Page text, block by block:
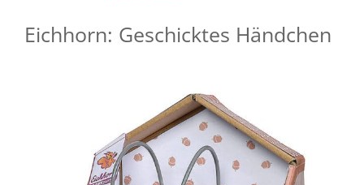
Eichhorn: Geschicktes Händchen